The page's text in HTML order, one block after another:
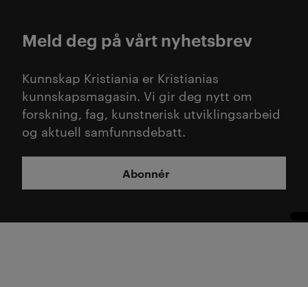
Meld deg på vårt nyhetsbrev
Kunnskap Kristiania er Kristianias
kunnskapsmagasin. Vi gir deg nytt om
forskning, fag, kunstnerisk utviklingsarbeid
og aktuell samfunnsdebatt.
Abonnér